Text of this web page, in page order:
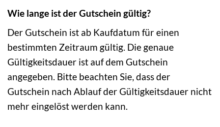
Wie lange ist der Gutschein gültig?
Der Gutschein ist ab Kaufdatum für einen
bestimmten Zeitraum gültig. Die genaue
Gültigkeitsdauer ist auf dem Gutschein
angegeben. Bitte beachten Sie, dass der
Gutschein nach Ablauf der Gültigkeitsdauer nicht
mehr eingelöst werden kann.